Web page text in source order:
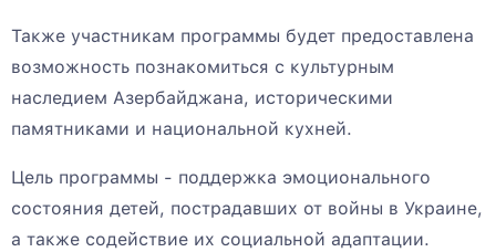
Также участникам программы будет предоставлена
возможность познакомиться с культурным
наследием Азербайджана, историческими
памятниками и национальной кухней.
Цель программы - поддержка эмоционального
состояния детей, пострадавших от войны в Украине,
а также содействие их социальной адаптации.